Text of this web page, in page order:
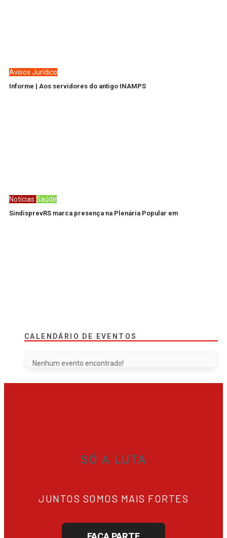
Avisos Jurídico
Informe | Aos servidores do antigo INAMPS
Notícias Saúde
SindisprevRS marca presença na Plenária Popular em
CALENDÁRIO DE EVENTOS
Nenhum evento encontrado!
SÓ A LUTA
JUNTOS SOMOS MAIS FORTES